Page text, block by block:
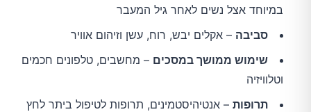
במיוחד אצל נשים לאחר גיל המעבר
סביבה – אקלים יבש, רוח, עשן וזיהום אוויר
שימוש ממושך במסכים – מחשבים, טלפונים חכמים
וטלוויזיה
תרופות – אנטיהיסטמינים, תרופות לטיפול ביתר לחץ